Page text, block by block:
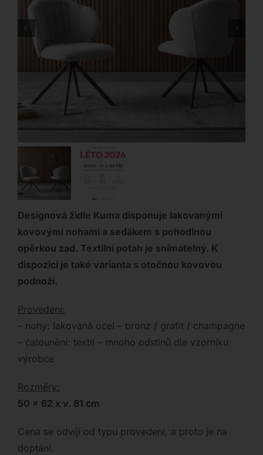
Designová židle Kuma disponuje lakovanými
kovovými nohami a sedákem s pohodlnou
opěrkou zad. Textilní potah je snímatelný. K
dispozici je také varianta s otočnou kovovou
podnoží.
Provedení:
– nohy: lakovaná ocel – bronz / grafit / champagne
– čalounění: textil – mnoho odstínů dle vzorníku
výrobce
Rozměry:
50 x 62 x v. 81 cm
Cena se odvíjí od typu provedení, a proto je na
doptání.